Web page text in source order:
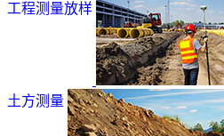
工程测量放样
土方测量